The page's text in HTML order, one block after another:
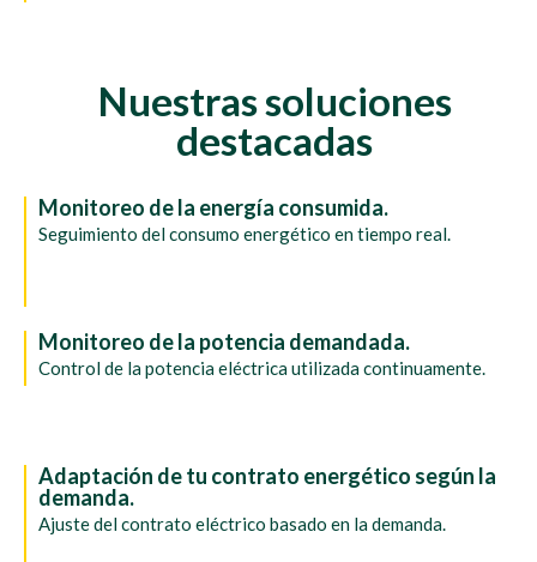
Nuestras soluciones
destacadas
Monitoreo de la energía consumida.
Seguimiento del consumo energético en tiempo real.
Monitoreo de la potencia demandada.
Control de la potencia eléctrica utilizada continuamente.
Adaptación de tu contrato energético según la
demanda.
Ajuste del contrato eléctrico basado en la demanda.